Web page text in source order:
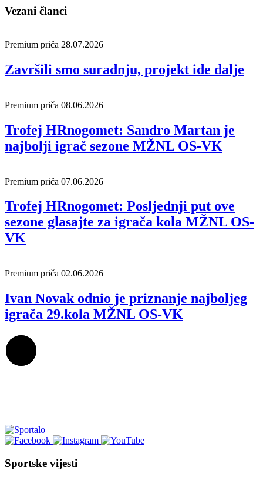
Vezani članci
Premium priča 28.07.2026
Završili smo suradnju, projekt ide dalje
Premium priča 08.06.2026
Trofej HRnogomet: Sandro Martan je
najbolji igrač sezone MŽNL OS-VK
Premium priča 07.06.2026
Trofej HRnogomet: Posljednji put ove
sezone glasajte za igrača kola MŽNL OS-
VK
Premium priča 02.06.2026
Ivan Novak odnio je priznanje najboljeg
igrača 29.kola MŽNL OS-VK
Sportske vijesti